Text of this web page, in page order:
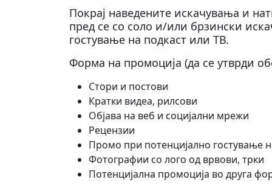
Покрај наведените искачувања и
пред се со соло и/или брзински
гостување на подкаст или ТВ.
Форма на промоција (да се утврди
Стори и постови
Кратки видеа, рилсови
Објава на веб и социјални мрежи
Рецензии
Промо при потенцијално гостување
Фотографии со лого од врвови, трки
Потенцијална промоција во друга